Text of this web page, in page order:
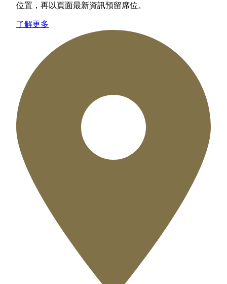
位置，再以頁面最新資訊預留席位。
了解更多